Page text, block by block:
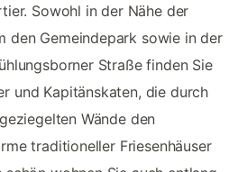
Sowohl in der Nähe der
den Gemeindepark sowie in der
Straße finden Sie
und Kapitänskaten, die durch
Wände den
traditioneller Friesenhäuser